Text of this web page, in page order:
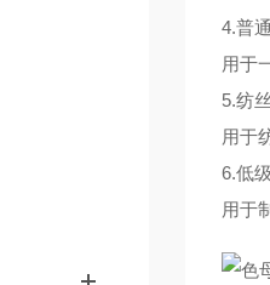
4.普
用于
5.纺
用于
6.低
用于